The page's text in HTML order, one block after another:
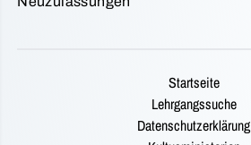
Startseite
Lehrgangssuche
Datenschutzerklärung